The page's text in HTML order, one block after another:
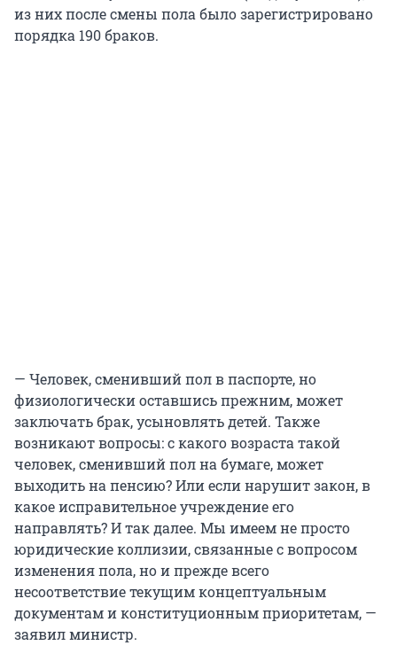
из них после смены пола было зарегистрировано
порядка 190 браков.
— Человек, сменивший пол в паспорте, но
физиологически оставшись прежним, может
заключать брак, усыновлять детей. Также
возникают вопросы: с какого возраста такой
человек, сменивший пол на бумаге, может
выходить на пенсию? Или если нарушит закон, в
какое исправительное учреждение его
направлять? И так далее. Мы имеем не просто
юридические коллизии, связанные с вопросом
изменения пола, но и прежде всего
несоответствие текущим концептуальным
документам и конституционным приоритетам, —
заявил министр.